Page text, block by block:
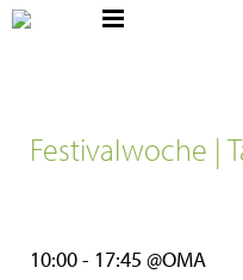
Festivalwoche |
10:00 - 17:45 @OMA